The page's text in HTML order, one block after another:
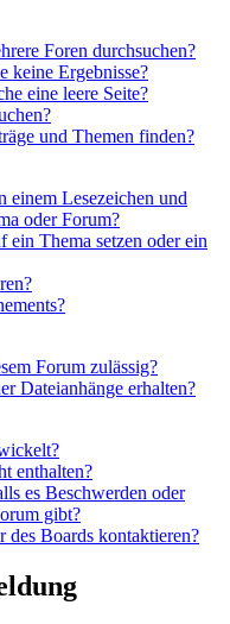
Foren durchsuchen?
keine Ergebnisse?
eine leere Seite?
und Themen finden?
einem Lesezeichen und
oder Forum?
ein Thema setzen oder ein
Forum zulässig?
Dateianhänge erhalten?
enthalten?
es Beschwerden oder
gibt?
Boards kontaktieren?